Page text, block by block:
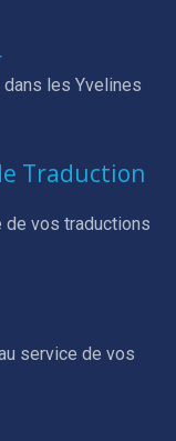
les Yvelines
Traduction
vos traductions
service de vos